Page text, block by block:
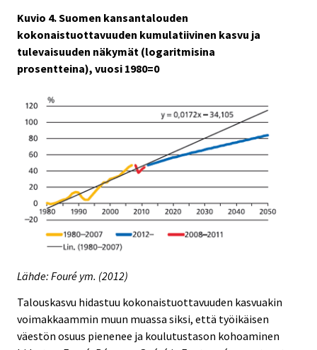
Kuvio 4. Suomen kansantalouden
kokonaistuottavuuden kumulatiivinen kasvu ja
tulevaisuuden näkymät (logaritmisina
prosentteina), vuosi 1980=0
Lähde: Fouré ym. (2012)
Talouskasvu hidastuu kokonaistuottavuuden kasvuakin
voimakkaammin muun muassa siksi, että työikäisen
väestön osuus pienenee ja koulutustason kohoaminen